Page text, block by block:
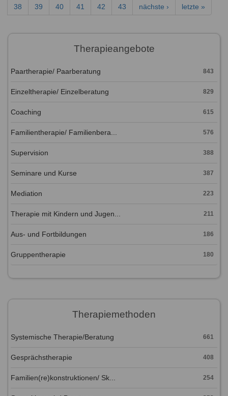
38 39 40 41 42 43 nächste › letzte »
Therapieangebote
Paartherapie/ Paarberatung 843
Einzeltherapie/ Einzelberatung 829
Coaching 615
Familientherapie/ Familienbera... 576
Supervision 388
Seminare und Kurse 387
Mediation 223
Therapie mit Kindern und Jugen... 211
Aus- und Fortbildungen 186
Gruppentherapie 180
Therapiemethoden
Systemische Therapie/Beratung 661
Gesprächstherapie 408
Familien(re)konstruktionen/ Sk... 254